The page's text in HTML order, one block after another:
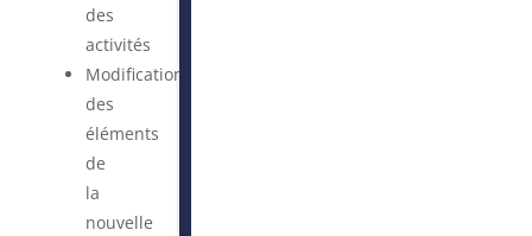
des
activités
Modifications
des
éléments
de
la
nouvelle